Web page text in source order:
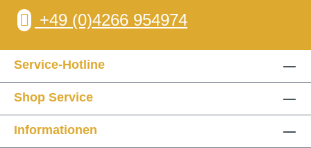
+49 (0)4266 954974
Service-Hotline
Shop Service
Informationen